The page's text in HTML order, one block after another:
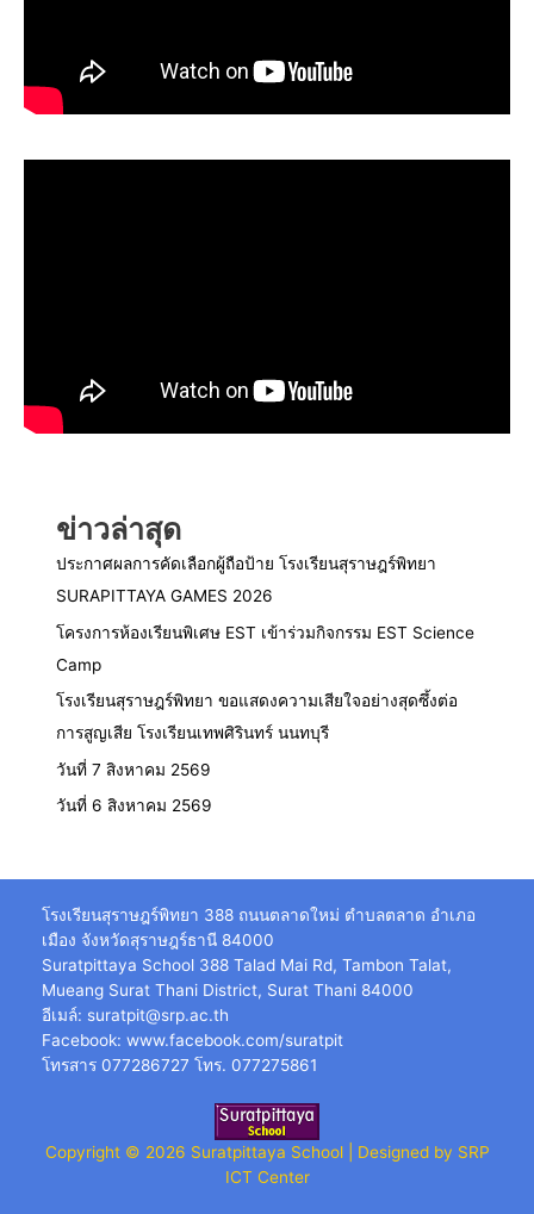
ข่าวล่าสุด
ประกาศผลการคัดเลือกผู้ถือป้าย โรงเรียนสุราษฎร์พิทยา
SURAPITTAYA GAMES 2026
โครงการห้องเรียนพิเศษ EST เข้าร่วมกิจกรรม EST Science
Camp
โรงเรียนสุราษฎร์พิทยา ขอแสดงความเสียใจอย่างสุดซึ้งต่อ
การสูญเสีย โรงเรียนเทพศิรินทร์ นนทบุรี
วันที่ 7 สิงหาคม 2569
วันที่ 6 สิงหาคม 2569
โรงเรียนสุราษฎร์พิทยา 388 ถนนตลาดใหม่ ตำบลตลาด อำเภอ
เมือง จังหวัดสุราษฎร์ธานี 84000
Suratpittaya School 388 Talad Mai Rd, Tambon Talat,
Mueang Surat Thani District, Surat Thani 84000
อีเมล์: suratpit@srp.ac.th
Facebook: www.facebook.com/suratpit
โทรสาร 077286727 โทร. 077275861
Copyright © 2026 Suratpittaya School | Designed by SRP
ICT Center